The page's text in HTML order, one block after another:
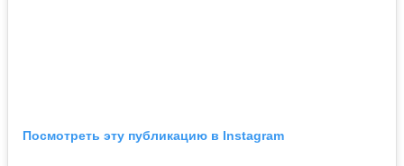
Посмотреть эту публикацию в Instagram